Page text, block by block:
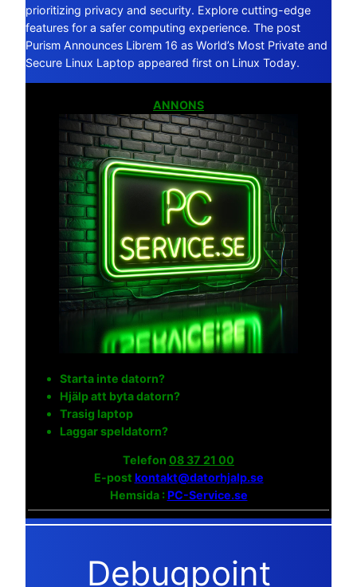
prioritizing privacy and security. Explore cutting-edge
features for a safer computing experience. The post
Purism Announces Librem 16 as World’s Most Private and
Secure Linux Laptop appeared first on Linux Today.
ANNONS
Starta inte datorn?
Hjälp att byta datorn?
Trasig laptop
Laggar speldatorn?
Telefon 08 37 21 00
E-post kontakt@datorhjalp.se
Hemsida :PC-Service.se
Debugpoint